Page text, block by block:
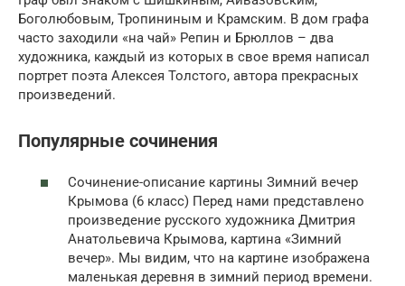
Боголюбовым, Тропининым и Крамским. В дом графа
часто заходили «на чай» Репин и Брюллов – два
художника, каждый из которых в свое время написал
портрет поэта Алексея Толстого, автора прекрасных
произведений.
Популярные сочинения
Сочинение-описание картины Зимний вечер
Крымова (6 класс) Перед нами представлено
произведение русского художника Дмитрия
Анатольевича Крымова, картина «Зимний
вечер». Мы видим, что на картине изображена
маленькая деревня в зимний период времени.